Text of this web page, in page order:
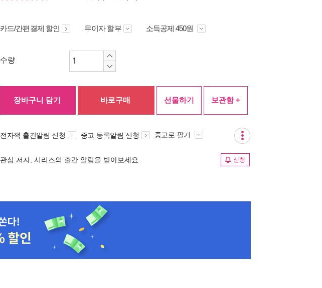
카드/간편결제 할인 무이자 할부 소득공제 450원
수량
장바구니 담기 바로구매 선물하기 보관함 +
전자책 출간알림 신청 중고 등록알림 신청 중고로 팔기
관심 저자, 시리즈의 출간 알림을 받아보세요 신청